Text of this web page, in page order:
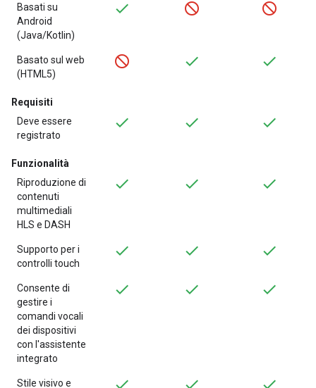
Basati su
Android
(Java/Kotlin)
Basato sul web
(HTML5)
Requisiti
Deve essere
registrato
Funzionalità
Riproduzione di
contenuti
multimediali
HLS e DASH
Supporto per i
controlli touch
Consente di
gestire i
comandi vocali
dei dispositivi
con l'assistente
integrato
Stile visivo e